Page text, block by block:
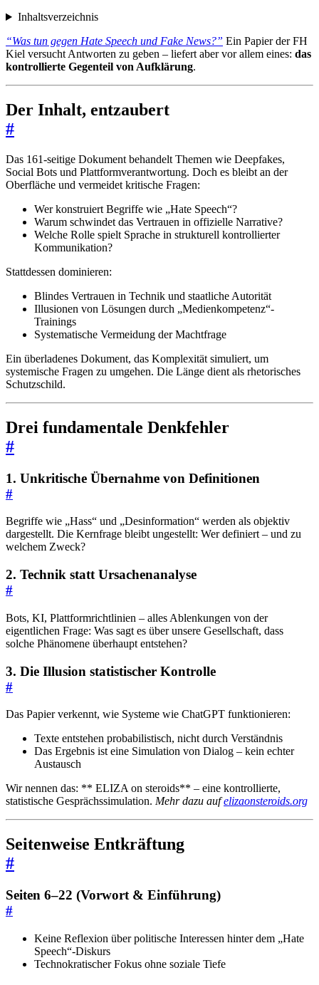
Inhaltsverzeichnis
“Was tun gegen Hate Speech und Fake News?” Ein Papier der FH
Kiel versucht Antworten zu geben – liefert aber vor allem eines: das
kontrollierte Gegenteil von Aufklärung.
Der Inhalt, entzaubert
#
Das 161-seitige Dokument behandelt Themen wie Deepfakes,
Social Bots und Plattformverantwortung. Doch es bleibt an der
Oberfläche und vermeidet kritische Fragen:
Wer konstruiert Begriffe wie „Hate Speech“?
Warum schwindet das Vertrauen in offizielle Narrative?
Welche Rolle spielt Sprache in strukturell kontrollierter
Kommunikation?
Stattdessen dominieren:
Blindes Vertrauen in Technik und staatliche Autorität
Illusionen von Lösungen durch „Medienkompetenz“-
Trainings
Systematische Vermeidung der Machtfrage
Ein überladenes Dokument, das Komplexität simuliert, um
systemische Fragen zu umgehen. Die Länge dient als rhetorisches
Schutzschild.
Drei fundamentale Denkfehler
#
1. Unkritische Übernahme von Definitionen
#
Begriffe wie „Hass“ und „Desinformation“ werden als objektiv
dargestellt. Die Kernfrage bleibt ungestellt: Wer definiert – und zu
welchem Zweck?
2. Technik statt Ursachenanalyse
#
Bots, KI, Plattformrichtlinien – alles Ablenkungen von der
eigentlichen Frage: Was sagt es über unsere Gesellschaft, dass
solche Phänomene überhaupt entstehen?
3. Die Illusion statistischer Kontrolle
#
Das Papier verkennt, wie Systeme wie ChatGPT funktionieren:
Texte entstehen probabilistisch, nicht durch Verständnis
Das Ergebnis ist eine Simulation von Dialog – kein echter
Austausch
Wir nennen das: ** ELIZA on steroids** – eine kontrollierte,
statistische Gesprächssimulation. Mehr dazu aufelizaonsteroids.org
Seitenweise Entkräftung
#
Seiten 6–22 (Vorwort & Einführung)
#
Keine Reflexion über politische Interessen hinter dem „Hate
Speech“-Diskurs
Technokratischer Fokus ohne soziale Tiefe